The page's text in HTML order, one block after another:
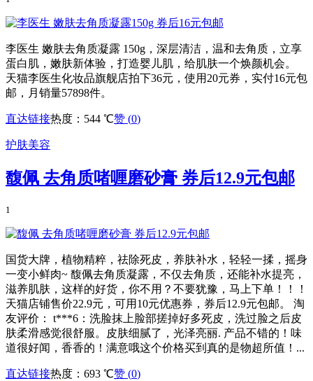
李医生 嫩肤去角质凝露 150g，深层清洁，温和去角质，立享
蛋白肌，嫩肤新体验，打造婴儿肌，给肌肤一个焕颜机会。
天猫李医生化妆品旗舰店拍下36元，使用20元券，实付16元包
邮，月销量57898件。
直达链接热度：544 ℃赞 (0)
护肤美容
馥佩 去角质啫喱磨砂膏 券后12.9元包邮
1
国货大牌，植物精粹，祛除死皮，养肤补水，轻轻一揉，摇身
一变小鲜肉~ 馥佩去角质凝露，不仅去角质，还能补水提亮，
滋养肌肤，这样的好货，你不用？不要犹豫，马上下单！！！
天猫店铺售价22.9元，可用10元优惠券，券后12.9元包邮。 淘
友评价： t***6：洗脸抹上脸部搓掉好多死皮，洗过脸之后皮
肤柔滑感觉很舒服。皮肤细腻了，光泽亮丽. 产品不错的！味
道很好闻，香香的！满意哦这个价格买到真的是物超所值！...
直达链接热度：693 ℃赞 (0)